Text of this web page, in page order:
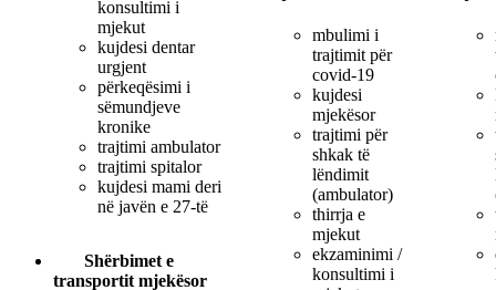
konsultimi i
mjekut
kujdesi dentar
urgjent
përkeqësimi i
sëmundjeve
kronike
trajtimi ambulator
trajtimi spitalor
kujdesi mami deri
në javën e 27-të
Shërbimet e
transportit mjekësor
mbulimi i
trajtimit për
covid-19
kujdesi
mjekësor
trajtimi për
shkak të
lëndimit
(ambulator)
thirrja e
mjekut
ekzaminimi /
konsultimi i